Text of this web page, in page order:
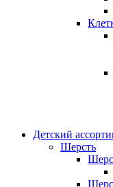
Детский
Шерсть